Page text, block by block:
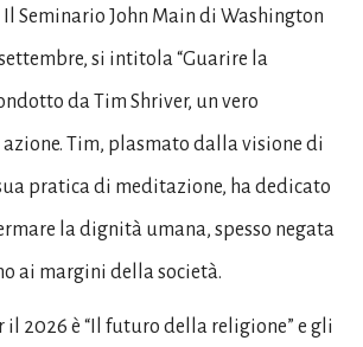
Seminario John Main di Washington
settembre, si intitola “Guarire la
da Tim Shriver, un vero
Tim, plasmato dalla visione di
pratica di meditazione, ha dedicato
la dignità umana, spesso negata
ai margini della società.
il 2026 è “Il futuro della religione” e gli